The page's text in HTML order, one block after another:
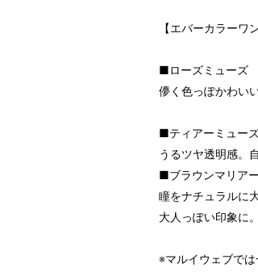
【エバーカラーワ
■ローズミューズ
儚く色っぽかわい
■ティアーミュー
うるツヤ透明感。
■ブラウンマリア
瞳をナチュラルに
大人っぽい印象に。
※マルイウェブで